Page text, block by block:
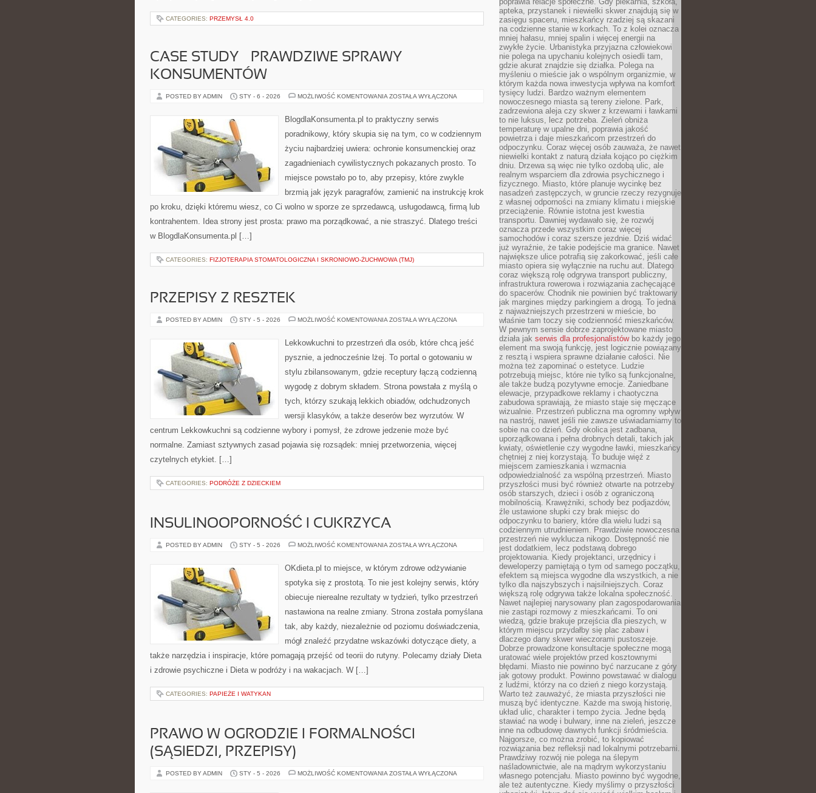
CATEGORIES: PRZEMYSŁ 4.0
CASE STUDY – PRAWDZIWE SPRAWY
KONSUMENTÓW
POSTED BY ADMIN STY - 6 - 2026 MOŻLIWOŚĆ KOMENTOWANIA CASE
PRAWDZIWE
SPRAWY
ZOSTAŁA WYŁĄCZONA
BlogdlaKonsumenta.pl to praktyczny serwis
poradnikowy, który skupia się na tym, co w codziennym
życiu najbardziej uwiera: ochronie konsumenckiej oraz
zagadnieniach cywilistycznych pokazanych prosto. To
miejsce powstało po to, aby przepisy, które zwykle
brzmią jak język paragrafów, zamienić na instrukcję krok
po kroku, dzięki któremu wiesz, co Ci wolno w sporze ze sprzedawcą, usługodawcą, firmą lub
kontrahentem. Idea strony jest prosta: prawo ma porządkować, a nie straszyć. Dlatego treści
w BlogdlaKonsumenta.pl […]
CATEGORIES: FIZJOTERAPIA STOMATOLOGICZNA I SKRONIOWO-ŻUCHWOWA (TMJ)
PRZEPISY Z RESZTEK
POSTED BY ADMIN STY - 5 - 2026 MOŻLIWOŚĆ KOMENTOWANIA PRZEPISY
ZOSTAŁA WYŁĄCZONA
Lekkowkuchni to przestrzeń dla osób, które chcą jeść
pysznie, a jednocześnie lżej. To portal o gotowaniu w
stylu zbilansowanym, gdzie receptury łączą codzienną
wygodę z dobrym składem. Strona powstała z myślą o
tych, którzy szukają lekkich obiadów, odchudzonych
wersji klasyków, a także deserów bez wyrzutów. W
centrum Lekkowkuchni są codzienne wybory i pomysł, że zdrowe jedzenie może być
normalne. Zamiast sztywnych zasad pojawia się rozsądek: mniej przetworzenia, więcej
czytelnych etykiet. […]
CATEGORIES: PODRÓŻE Z DZIECKIEM
INSULINOOPORNOŚĆ I CUKRZYCA
POSTED BY ADMIN STY - 5 - 2026 MOŻLIWOŚĆ KOMENTOWANIA INSULINOOPORNOŚĆ
ZOSTAŁA WYŁĄCZONA
OKdieta.pl to miejsce, w którym zdrowe odżywianie
spotyka się z prostotą. To nie jest kolejny serwis, który
obiecuje nierealne rezultaty w tydzień, tylko przestrzeń
nastawiona na realne zmiany. Strona została pomyślana
tak, aby każdy, niezależnie od poziomu doświadczenia,
mógł znaleźć przydatne wskazówki dotyczące diety, a
także narzędzia i inspiracje, które pomagają przejść od teorii do rutyny. Polecamy działy Dieta
i zdrowie psychiczne i Dieta w podróży i na wakacjach. W […]
CATEGORIES: PAPIEŻE I WATYKAN
PRAWO W OGRODZIE I FORMALNOŚCI
(SĄSIEDZI, PRZEPISY)
POSTED BY ADMIN STY - 5 - 2026 MOŻLIWOŚĆ KOMENTOWANIA PRAWO
ZOSTAŁA WYŁĄCZONA
apteka, przystanek i niewielki skwer znajdują się w
zasięgu spaceru, mieszkańcy rzadziej są skazani
na codzienne stanie w korkach. To z kolei oznacza
mniej hałasu, mniej spalin i więcej energii na
zwykłe życie. Urbanistyka przyjazna człowiekowi
nie polega na upychaniu kolejnych osiedli tam,
gdzie akurat znajdzie się działka. Polega na
myśleniu o mieście jak o wspólnym organizmie, w
którym każda nowa inwestycja wpływa na komfort
tysięcy ludzi. Bardzo ważnym elementem
nowoczesnego miasta są tereny zielone. Park,
zadrzewiona aleja czy skwer z krzewami i ławkami
to nie luksus, lecz potrzeba. Zieleń obniża
temperaturę w upalne dni, poprawia jakość
powietrza i daje mieszkańcom przestrzeń do
odpoczynku. Coraz więcej osób zauważa, że nawet
niewielki kontakt z naturą działa kojąco po ciężkim
dniu. Drzewa są więc nie tylko ozdobą ulic, ale
realnym wsparciem dla zdrowia psychicznego i
fizycznego. Miasto, które planuje wycinkę bez
nasadzeń zastępczych, w gruncie rzeczy rezygnuje
z własnej odporności na zmiany klimatu i miejskie
przeciążenie. Równie istotna jest kwestia
transportu. Dawniej wydawało się, że rozwój
oznacza przede wszystkim coraz więcej
samochodów i coraz szersze jezdnie. Dziś widać
już wyraźnie, że takie podejście ma granice. Nawet
największe ulice potrafią się zakorkować, jeśli całe
miasto opiera się wyłącznie na ruchu aut. Dlatego
coraz większą rolę odgrywa transport publiczny,
infrastruktura rowerowa i rozwiązania zachęcające
do spacerów. Chodnik nie powinien być traktowany
jak margines między parkingiem a drogą. To jedna
z najważniejszych przestrzeni w mieście, bo
właśnie tam toczy się codzienność mieszkańców.
W pewnym sensie dobrze zaprojektowane miasto
działa jak serwis dla profesjonalistówbo każdy jego
element ma swoją funkcję, jest logicznie powiązany
z resztą i wspiera sprawne działanie całości. Nie
można też zapominać o estetyce. Ludzie
potrzebują miejsc, które nie tylko są funkcjonalne,
ale także budzą pozytywne emocje. Zaniedbane
elewacje, przypadkowe reklamy i chaotyczna
zabudowa sprawiają, że miasto staje się męczące
wizualnie. Przestrzeń publiczna ma ogromny wpływ
na nastrój, nawet jeśli nie zawsze uświadamiamy to
sobie na co dzień. Gdy okolica jest zadbana,
uporządkowana i pełna drobnych detali, takich jak
kwiaty, oświetlenie czy wygodne ławki, mieszkańcy
chętniej z niej korzystają. To buduje więź z
miejscem zamieszkania i wzmacnia
odpowiedzialność za wspólną przestrzeń. Miasto
przyszłości musi być również otwarte na potrzeby
osób starszych, dzieci i osób z ograniczoną
mobilnością. Krawężniki, schody bez podjazdów,
źle ustawione słupki czy brak miejsc do
odpoczynku to bariery, które dla wielu ludzi są
codziennym utrudnieniem. Prawdziwie nowoczesna
przestrzeń nie wyklucza nikogo. Dostępność nie
jest dodatkiem, lecz podstawą dobrego
projektowania. Kiedy projektanci, urzędnicy i
deweloperzy pamiętają o tym od samego początku,
efektem są miejsca wygodne dla wszystkich, a nie
tylko dla najszybszych i najsilniejszych. Coraz
większą rolę odgrywa także lokalna społeczność.
Nawet najlepiej narysowany plan zagospodarowania
nie zastąpi rozmowy z mieszkańcami. To oni
wiedzą, gdzie brakuje przejścia dla pieszych, w
którym miejscu przydałby się plac zabaw i
dlaczego dany skwer wieczorami pustoszeje.
Dobrze prowadzone konsultacje społeczne mogą
uratować wiele projektów przed kosztownymi
błędami. Miasto nie powinno być narzucane z góry
jak gotowy produkt. Powinno powstawać w dialogu
z ludźmi, którzy na co dzień z niego korzystają.
Warto też zauważyć, że miasta przyszłości nie
muszą być identyczne. Każde ma swoją historię,
układ ulic, charakter i tempo życia. Jedne będą
stawiać na wodę i bulwary, inne na zieleń, jeszcze
inne na odbudowę dawnych funkcji śródmieścia.
Najgorsze, co można zrobić, to kopiować
rozwiązania bez refleksji nad lokalnymi potrzebami.
Prawdziwy rozwój nie polega na ślepym
naśladownictwie, ale na mądrym wykorzystaniu
własnego potencjału. Miasto powinno być wygodne,
ale też autentyczne. Kiedy myślimy o przyszłości